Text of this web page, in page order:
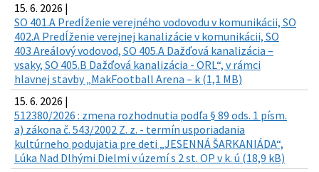
15. 6. 2026 |
SO 401.A Predĺženie verejného vodovodu v komunikácii, SO
402.A Predĺženie verejnej kanalizácie v komunikácii, SO
403 Areálový vodovod, SO 405.A Dažďová kanalizácia –
vsaky, SO 405.B Dažďová kanalizácia - ORL“, v rámci
hlavnej stavby „MakFootball Arena – k (1,1 MB)
15. 6. 2026 |
512380/2026 : zmena rozhodnutia podľa § 89 ods. 1 písm.
a) zákona č. 543/2002 Z. z. - termín usporiadania
kultúrneho podujatia pre deti „JESENNÁ ŠARKANIÁDA“,
Lúka Nad Dlhými Dielmi v území s 2 st. OP v k. ú (18,9 kB)